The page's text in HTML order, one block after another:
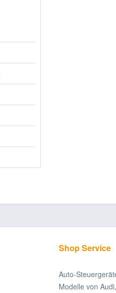
Shop Service
Auto-
Modelle von